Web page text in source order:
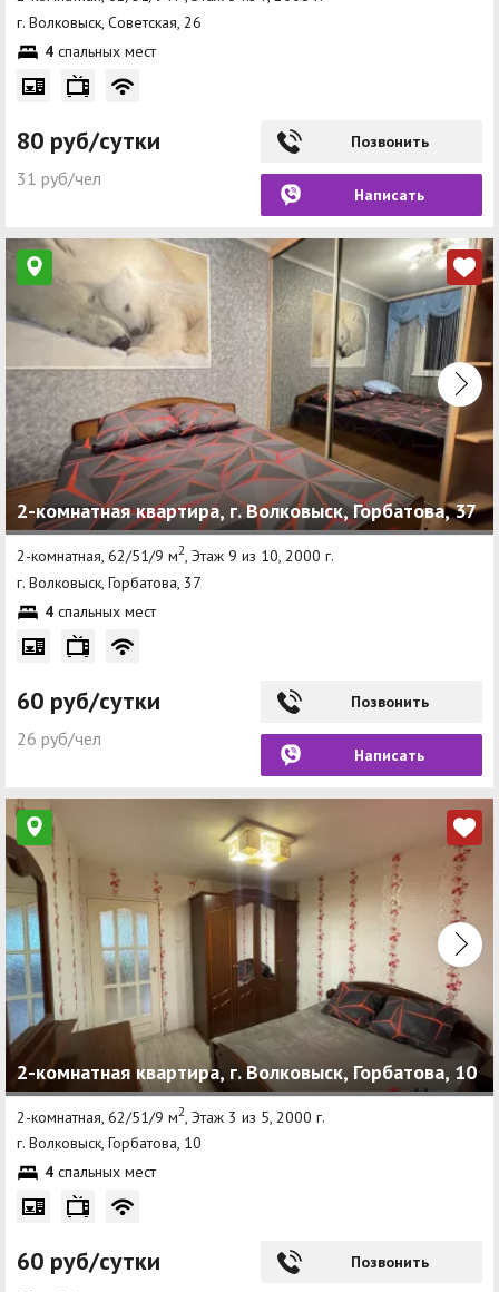
г. Волковыск, Советская, 26
4 спальных мест
80 руб/сутки
31 руб/чел
Позвонить
Написать
2-комнатная квартира, г. Волковыск, Горбатова, 37
2-комнатная, 62/51/9 м2, Этаж 9 из 10, 2000 г.
г. Волковыск, Горбатова, 37
4 спальных мест
60 руб/сутки
26 руб/чел
Позвонить
Написать
2-комнатная квартира, г. Волковыск, Горбатова, 10
2-комнатная, 62/51/9 м2 , Этаж 3 из 5, 2000 г.
г. Волковыск, Горбатова, 10
4 спальных мест
60 руб/сутки Позвонить